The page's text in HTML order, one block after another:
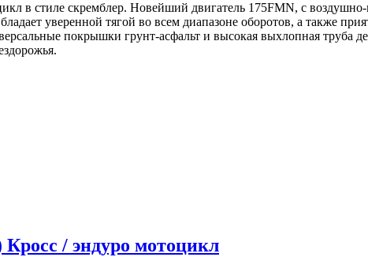
в стиле скремблер. Новейший двигатель 175FMN, с
уверенной тягой во всем диапазоне оборотов, а также
покрышки грунт-асфальт и высокая выхлопная труба
/ эндуро мотоцикл